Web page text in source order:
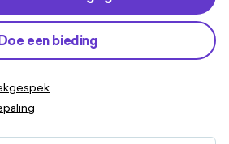
Doe een bieding